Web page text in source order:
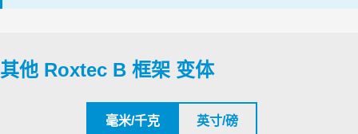
Roxtec International AB
Roxtec International AB
其他 Roxtec B 框架 变体
毫米/千克 英寸/磅